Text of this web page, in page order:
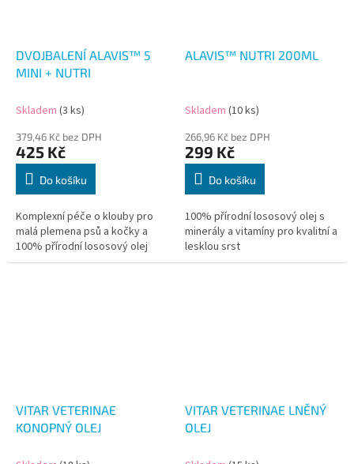
DVOJBALENÍ ALAVIS™ 5
MINI + NUTRI
Skladem (3 ks)
379,46 Kč bez DPH
425 Kč
Do košíku
Komplexní péče o klouby pro
malá plemena psů a kočky a
100% přírodní lososový olej
ALAVIS™ NUTRI 200ML
Skladem (10 ks)
266,96 Kč bez DPH
299 Kč
Do košíku
100% přírodní lososový olej s
minerály a vitamíny pro kvalitní a
lesklou srst
VITAR VETERINAE
KONOPNÝ OLEJ
VITAR VETERINAE LNĚNÝ
OLEJ